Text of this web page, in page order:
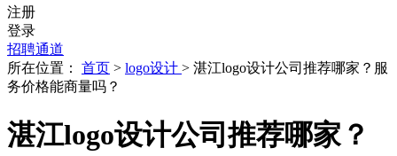
注册
登录
招聘通道
所在位置： 首页 > logo设计 > 湛江logo设计公司推荐哪家？服
务价格能商量吗？
湛江logo设计公司推荐哪家？